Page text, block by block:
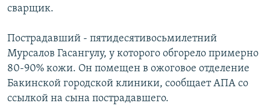
СПОРТ
Հայերեն
English
Русский
сварщик.
Пострадавший - пятидесятивосьмилетний
Мурсалов Гасангулу, у которого обгорело примерно
80-90% кожи. Он помещен в ожоговое отделение
Бакинской городской клиники, сообщает АПА со
ссылкой на сына пострадавшего.